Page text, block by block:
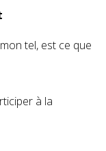
tel, est ce que
à la